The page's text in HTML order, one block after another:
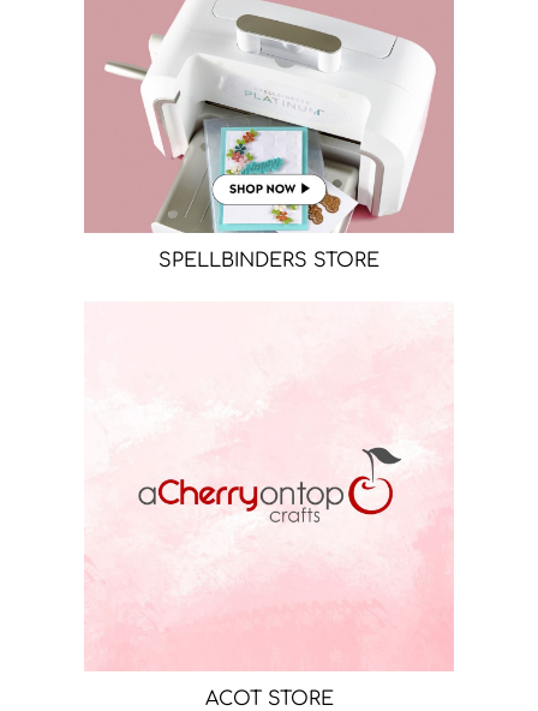
SPELLBINDERS STORE
ACOT STORE